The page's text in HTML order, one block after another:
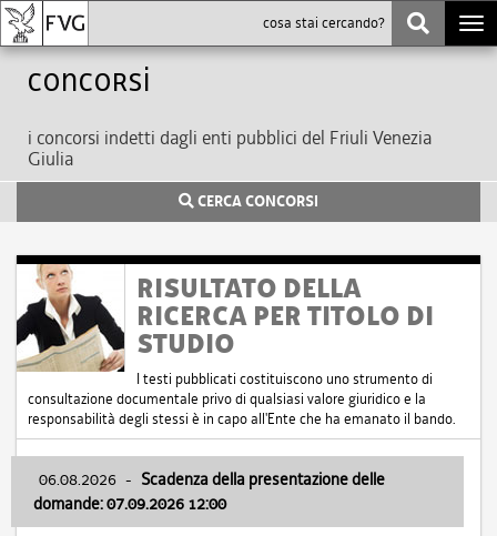
Concorsi
i concorsi indetti dagli enti pubblici del Friuli Venezia
Giulia
CERCA CONCORSI
RISULTATO DELLA
RICERCA PER TITOLO DI
STUDIO
I testi pubblicati costituiscono uno strumento di
consultazione documentale privo di qualsiasi valore giuridico e la
responsabilità degli stessi è in capo all'Ente che ha emanato il bando.
06.08.2026 - Scadenza della presentazione delle
domande: 07.09.2026 12:00